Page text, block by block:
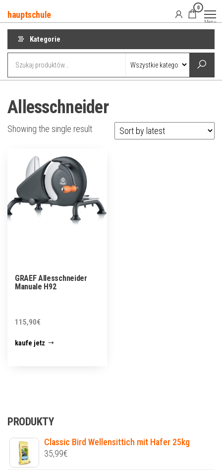
do
treści
hauptschule
0
Menu
Kategorie
Allesschneider
Showing the single result
GRAEF Allesschneider
Manuale H92
115,90€
kaufe jetz
PRODUKTY
Classic Bird Wellensittich mit Hafer 25kg
35,99€